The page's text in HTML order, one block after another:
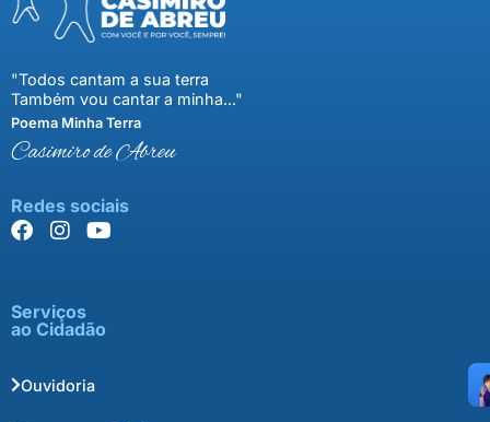
"Todos cantam a sua terra
Também vou cantar a minha..."
Poema Minha Terra
Casimiro de Abreu
Redes sociais
Serviços
ao Cidadão
Ouvidoria